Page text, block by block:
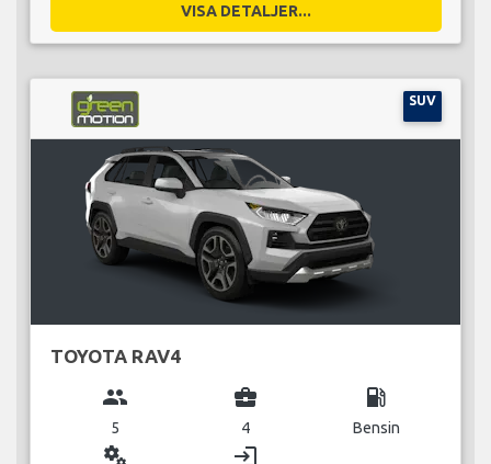
VISA DETALJER...
SUV
TOYOTA RAV4
group
5
business_center
4
local_gas_station
Bensin
miscellaneous_services login